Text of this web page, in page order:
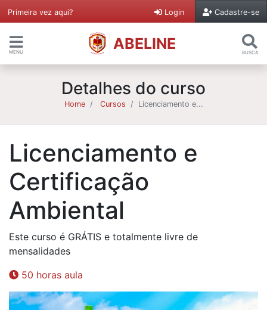
Primeira vez aqui? Login Cadastre-se
MENU ABELINE BUSCA
Detalhes do curso
Home Cursos Licenciamento e...
Licenciamento e
Certificação
Ambiental
Este curso é GRÁTIS e totalmente livre de
mensalidades
50 horas aula